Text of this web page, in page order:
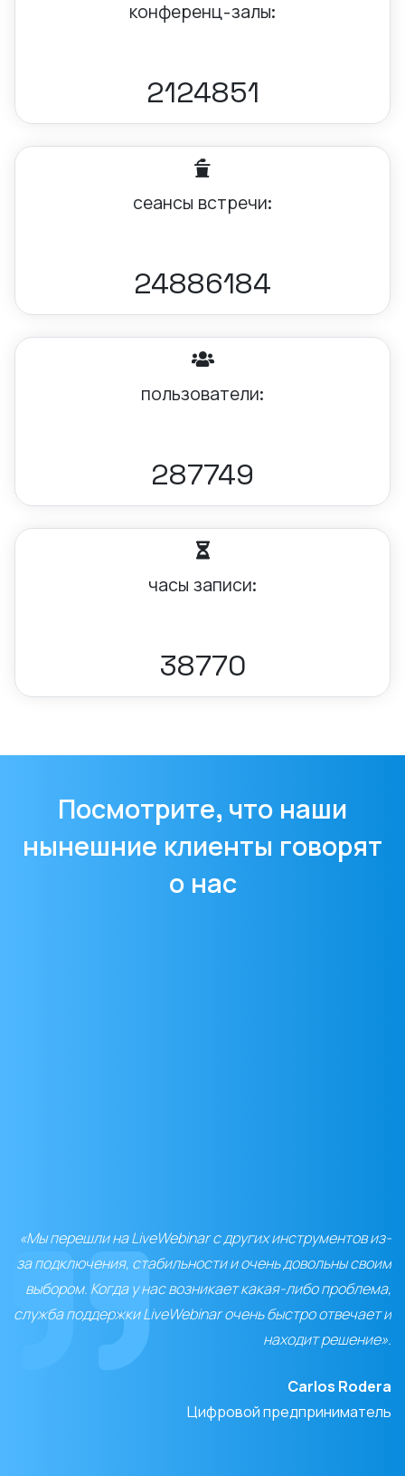
конференц-залы:
2124851
сеансы встречи:
24886184
пользователи:
287749
часы записи:
38770
Посмотрите, что наши
нынешние клиенты говорят
о нас
«Мы перешли на LiveWebinar с других инструментов из-
за подключения, стабильности и очень довольны своим
выбором. Когда у нас возникает какая-либо проблема,
служба поддержки LiveWebinar очень быстро отвечает и
находит решение».
Carlos Rodera
Цифровой предприниматель